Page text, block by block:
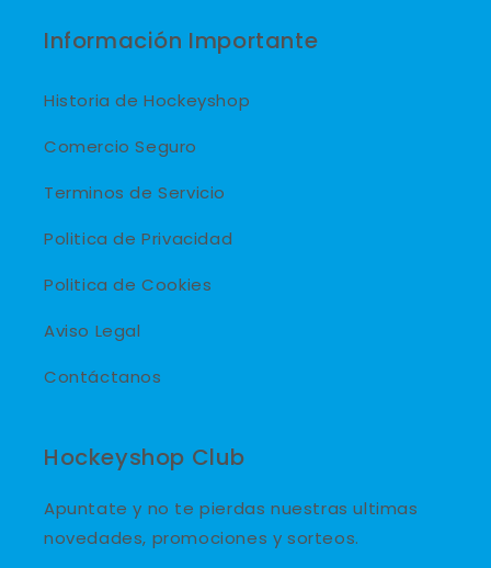
Información Importante
Historia de Hockeyshop
Comercio Seguro
Terminos de Servicio
Politica de Privacidad
Politica de Cookies
Aviso Legal
Contáctanos
Hockeyshop Club
Apuntate y no te pierdas nuestras ultimas
novedades, promociones y sorteos.